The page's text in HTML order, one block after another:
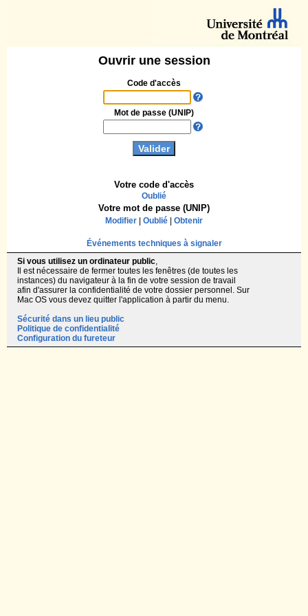
Ouvrir une session
Code d'accès
Votre code d'accès
Oublié
Mot de passe (UNIP)
Votre mot de passe (UNIP)
Modifier Oublié Obtenir
Événements techniques à signaler
Si vous utilisez un ordinateur public,
Il est nécessaire de fermer toutes les fenêtres (de toutes les
instances) du navigateur à la fin de votre session de travail
afin d'assurer la confidentialité de votre dossier personnel. Sur
Mac OS vous devez quitter l'application à partir du menu.
Sécurité dans un lieu public
Politique de confidentialité
Configuration du fureteur